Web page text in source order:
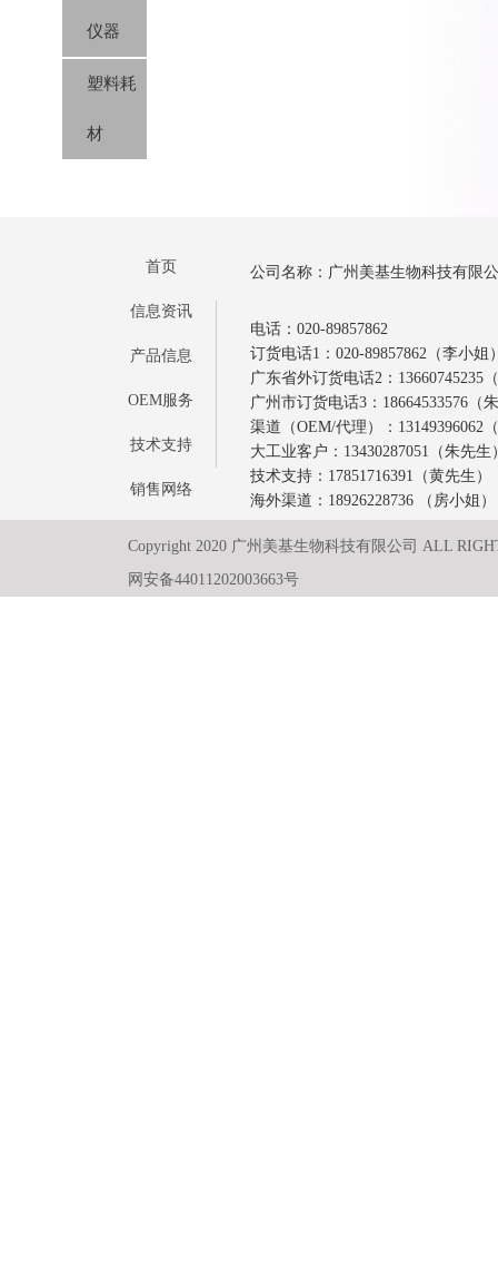
仪器
塑料耗
材
首页
信息资讯
产品信息
OEM服务
技术支持
销售网络
公司名称：广州美基生物科技有限
电话：020-89857862
订货电话1：020-89857862（李小姐
广东省外订货电话2：13660745235
广州市订货电话3：18664533576（
渠道（OEM/代理）：13149396062
大工业客户：13430287051（朱先生
技术支持：17851716391（黄先生）
海外渠道：18926228736 （房小姐）
Copyright 2020 广州美基生物科技有限公司 ALL
网安备44011202003663号